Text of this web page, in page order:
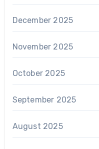
December 2025
November 2025
October 2025
September 2025
August 2025